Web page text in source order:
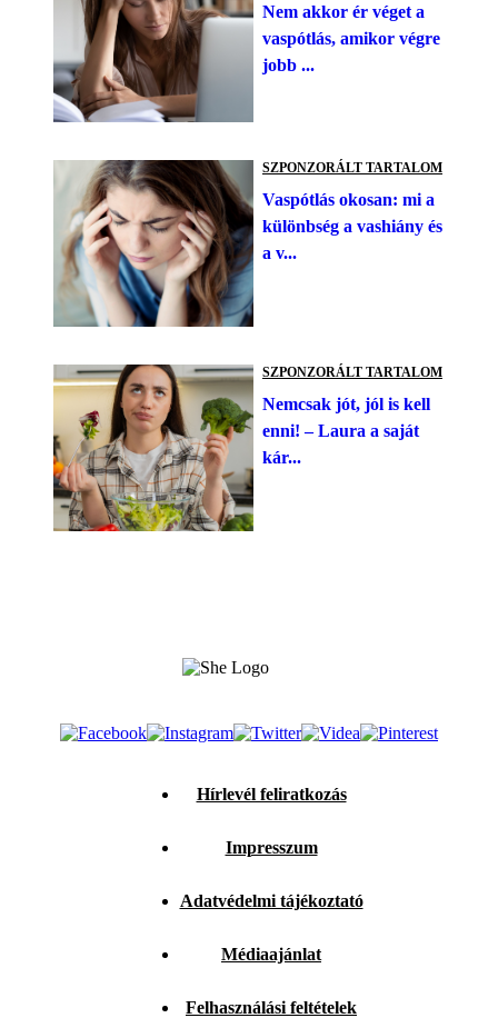
Nem akkor ér véget a
vaspótlás, amikor végre
jobb ...
SZPONZORÁLT TARTALOM
Vaspótlás okosan: mi a
különbség a vashiány és
a v...
SZPONZORÁLT TARTALOM
Nemcsak jót, jól is kell
enni! – Laura a saját
kár...
Hírlevél feliratkozás
Impresszum
Adatvédelmi tájékoztató
Médiaajánlat
Felhasználási feltételek